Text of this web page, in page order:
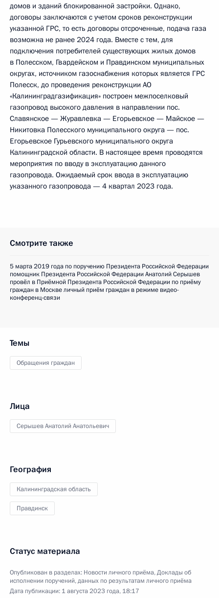
домов и зданий блокированной застройки. Однако,
договоры заключаются с учетом сроков реконструкции
указанной ГРС, то есть договоры отсроченные, подача газа
возможна не ранее 2024 года. Вместе с тем, для
подключения потребителей существующих жилых домов
в Полесском, Гвардейском и Правдинском муниципальных
округах, источником газоснабжения которых является ГРС
Полесск, до проведения реконструкции АО
«Калининградгазификация» построен межпоселковый
газопровод высокого давления в направлении пос.
Славянское — Журавлевка — Егорьевское — Майское —
Никитовка Полесского муниципального округа — пос.
Егорьевское Гурьевского муниципального округа
Калининградской области. В настоящее время проводятся
мероприятия по вводу в эксплуатацию данного
газопровода. Ожидаемый срок ввода в эксплуатацию
указанного газопровода — 4 квартал 2023 года.
Смотрите также
5 марта 2019 года по поручению Президента Российской Федерации
помощник Президента Российской Федерации Анатолий Серышев
провёл в Приёмной Президента Российской Федерации по приёму
граждан в Москве личный приём граждан в режиме видео-
конференц-связи
Темы
Обращения граждан
Лица
Серышев Анатолий Анатольевич
География
Калининградская область
Правдинск
Статус материала
Опубликован в разделах: Новости личного приёма,Доклады об
исполнении поручений, данных по результатам личного приёма
Дата публикации: 1 августа 2023 года, 18:17